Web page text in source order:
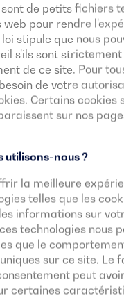
sont de petits fichiers
web pour rendre
stipule que nous
s'ils sont strictement
de ce site. Pour
de votre
Certains cookies
sur nos
utilisons-nous ?
la meilleure
telles que les
informations sur
technologies nous
que le
sur ce site. Le
peut
certaines
quels